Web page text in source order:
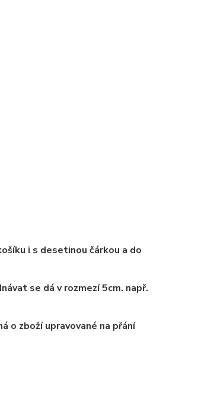
i s desetinou čárkou a do
se dá v rozmezí 5cm. např.
o zboží upravované na přání